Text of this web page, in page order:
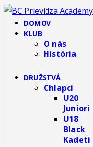
DOMOV
KLUB
O nás
História
DRUŽSTVÁ
Chlapci
U20
Juniori
U18
Black
Kadeti